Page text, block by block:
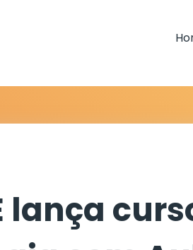
lança